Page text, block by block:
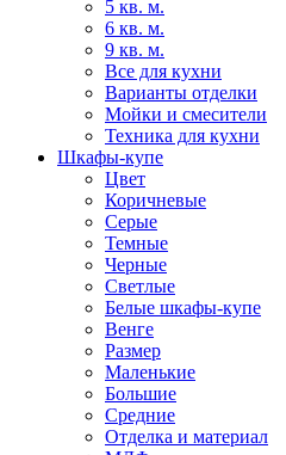
5 кв. м.
6 кв. м.
9 кв. м.
Все для кухни
Варианты отделки
Мойки и смесители
Техника для кухни
Шкафы-купе
Цвет
Коричневые
Серые
Темные
Черные
Светлые
Белые шкафы-купе
Венге
Размер
Маленькие
Большие
Средние
Отделка и материал